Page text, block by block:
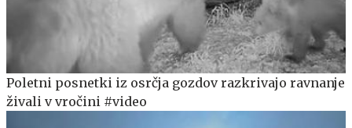
Poletni posnetki iz osrčja gozdov razkrivajo ravnanje
živali v vročini #video